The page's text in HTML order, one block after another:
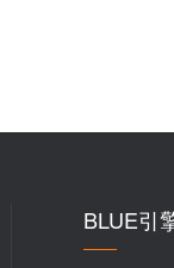
BLUE引